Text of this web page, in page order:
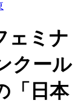
ェミナ
クール
「日本